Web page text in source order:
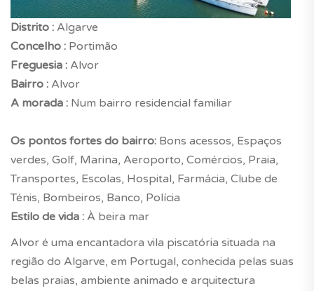
Distrito : Algarve
Concelho : Portimão
Freguesia : Alvor
Bairro : Alvor
A morada : Num bairro residencial familiar
Os pontos fortes do bairro: Bons acessos, Espaços
verdes, Golf, Marina, Aeroporto, Comércios, Praia,
Transportes, Escolas, Hospital, Farmácia, Clube de
Ténis, Bombeiros, Banco, Polícia
Estilo de vida : À beira mar
Alvor é uma encantadora vila piscatória situada na
região do Algarve, em Portugal, conhecida pelas suas
belas praias, ambiente animado e arquitectura